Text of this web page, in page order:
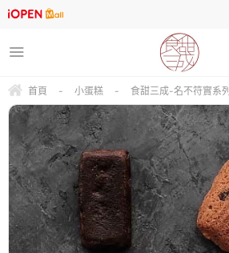
首頁 - 小蛋糕 - 食甜三成-名不符實系列